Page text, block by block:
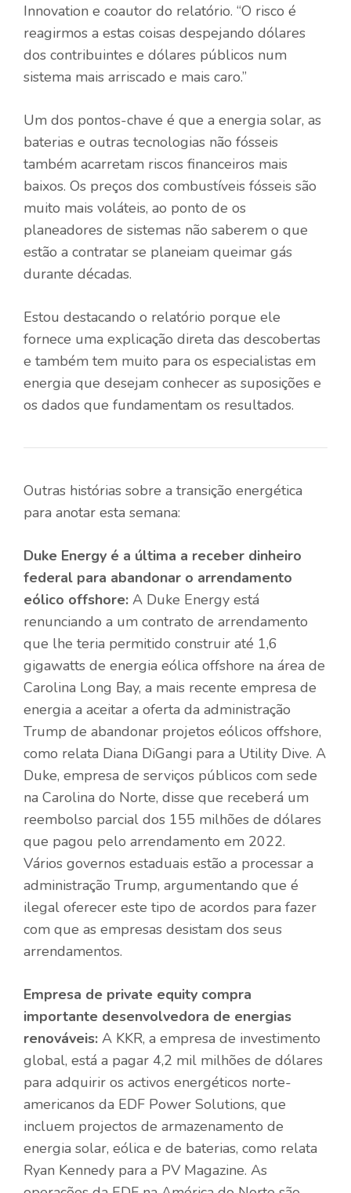
Innovation e coautor do relatório. “O risco é
reagirmos a estas coisas despejando dólares
dos contribuintes e dólares públicos num
sistema mais arriscado e mais caro.”
Um dos pontos-chave é que a energia solar, as
baterias e outras tecnologias não fósseis
também acarretam riscos financeiros mais
baixos. Os preços dos combustíveis fósseis são
muito mais voláteis, ao ponto de os
planeadores de sistemas não saberem o que
estão a contratar se planeiam queimar gás
durante décadas.
Estou destacando o relatório porque ele
fornece uma explicação direta das descobertas
e também tem muito para os especialistas em
energia que desejam conhecer as suposições e
os dados que fundamentam os resultados.
Outras histórias sobre a transição energética
para anotar esta semana:
Duke Energy é a última a receber dinheiro
federal para abandonar o arrendamento
eólico offshore: A Duke Energy está
renunciando a um contrato de arrendamento
que lhe teria permitido construir até 1,6
gigawatts de energia eólica offshore na área de
Carolina Long Bay, a mais recente empresa de
energia a aceitar a oferta da administração
Trump de abandonar projetos eólicos offshore,
como relata Diana DiGangi para a Utility Dive. A
Duke, empresa de serviços públicos com sede
na Carolina do Norte, disse que receberá um
reembolso parcial dos 155 milhões de dólares
que pagou pelo arrendamento em 2022.
Vários governos estaduais estão a processar a
administração Trump, argumentando que é
ilegal oferecer este tipo de acordos para fazer
com que as empresas desistam dos seus
arrendamentos.
Empresa de private equity compra
importante desenvolvedora de energias
renováveis: A KKR, a empresa de investimento
global, está a pagar 4,2 mil milhões de dólares
para adquirir os activos energéticos norte-
americanos da EDF Power Solutions, que
incluem projectos de armazenamento de
energia solar, eólica e de baterias, como relata
Ryan Kennedy para a PV Magazine. As